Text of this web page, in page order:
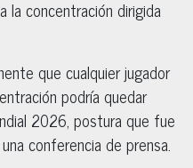
la concentración dirigida
que cualquier jugador
podría quedar
2026, postura que fue
conferencia de prensa.